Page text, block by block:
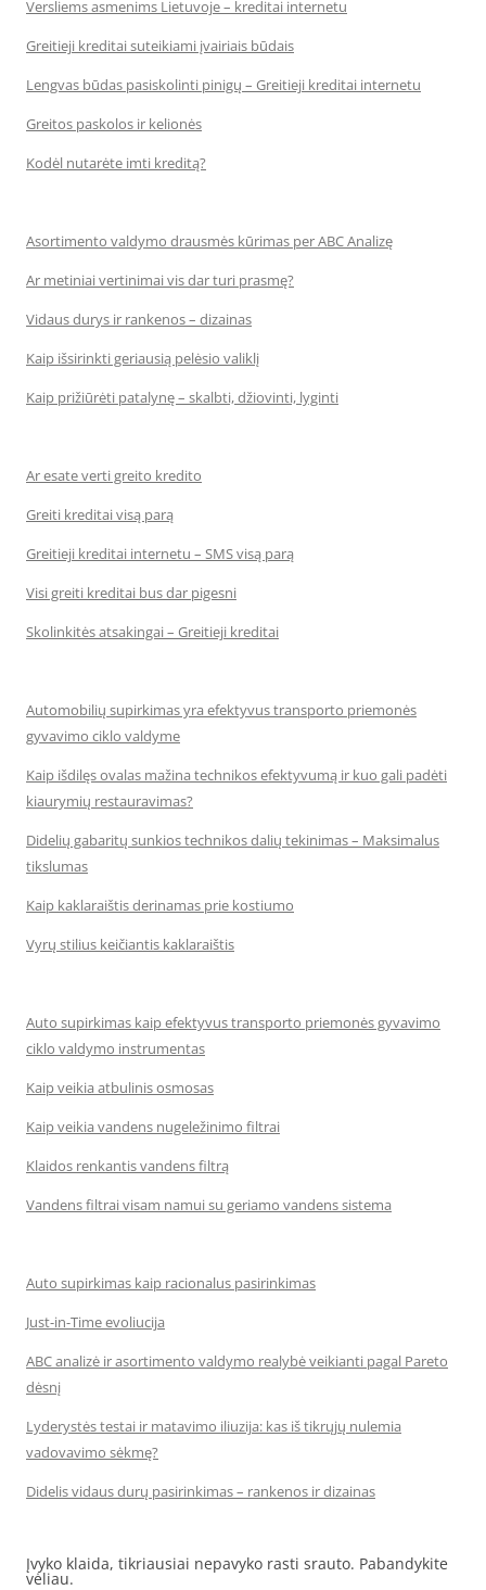
Versliems asmenims Lietuvoje – kreditai internetu
Greitieji kreditai suteikiami įvairiais būdais
Lengvas būdas pasiskolinti pinigų – Greitieji kreditai internetu
Greitos paskolos ir kelionės
Kodėl nutarėte imti kreditą?
Asortimento valdymo drausmės kūrimas per ABC Analizę
Ar metiniai vertinimai vis dar turi prasmę?
Vidaus durys ir rankenos – dizainas
Kaip išsirinkti geriausią pelėsio valiklį
Kaip prižiūrėti patalynę – skalbti, džiovinti, lyginti
Ar esate verti greito kredito
Greiti kreditai visą parą
Greitieji kreditai internetu – SMS visą parą
Visi greiti kreditai bus dar pigesni
Skolinkitės atsakingai – Greitieji kreditai
Automobilių supirkimas yra efektyvus transporto priemonės
gyvavimo ciklo valdyme
Kaip išdilęs ovalas mažina technikos efektyvumą ir kuo gali padėti
kiaurymių restauravimas?
Didelių gabaritų sunkios technikos dalių tekinimas – Maksimalus
tikslumas
Kaip kaklaraištis derinamas prie kostiumo
Vyrų stilius keičiantis kaklaraištis
Auto supirkimas kaip efektyvus transporto priemonės gyvavimo
ciklo valdymo instrumentas
Kaip veikia atbulinis osmosas
Kaip veikia vandens nugeležinimo filtrai
Klaidos renkantis vandens filtrą
Vandens filtrai visam namui su geriamo vandens sistema
Auto supirkimas kaip racionalus pasirinkimas
Just-in-Time evoliucija
ABC analizė ir asortimento valdymo realybė veikianti pagal Pareto
dėsnį
Lyderystės testai ir matavimo iliuzija: kas iš tikrųjų nulemia
vadovavimo sėkmę?
Didelis vidaus durų pasirinkimas – rankenos ir dizainas
Įvyko klaida, tikriausiai nepavyko rasti srauto. Pabandykite
vėliau.